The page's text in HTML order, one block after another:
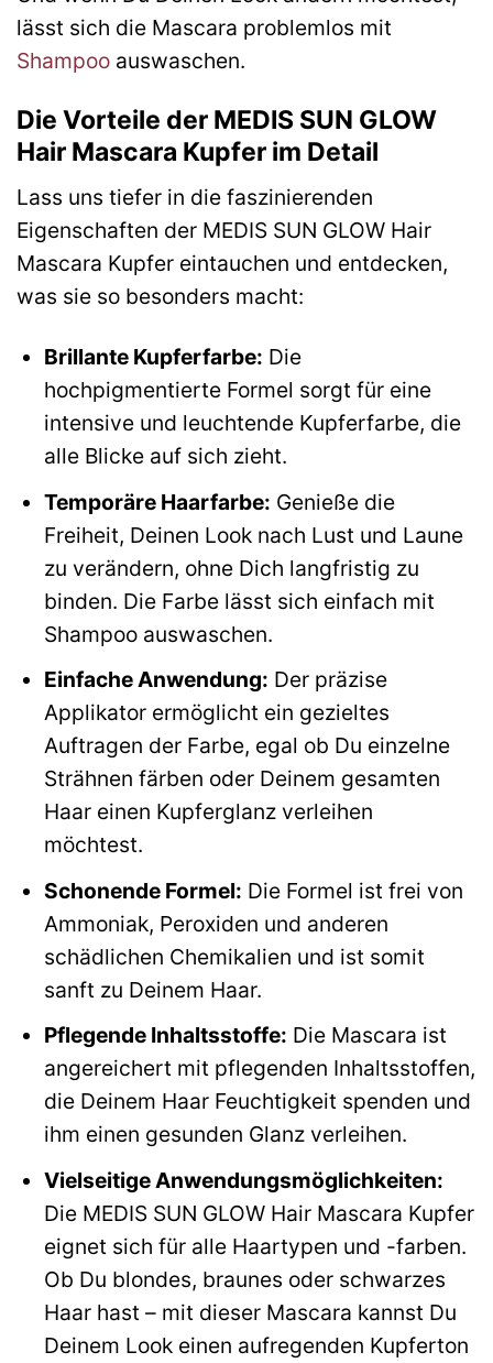
lässt sich die Mascara problemlos mit
Shampoo auswaschen.
Die Vorteile der MEDIS SUN GLOW
Hair Mascara Kupfer im Detail
Lass uns tiefer in die faszinierenden
Eigenschaften der MEDIS SUN GLOW Hair
Mascara Kupfer eintauchen und entdecken,
was sie so besonders macht:
Brillante Kupferfarbe: Die
hochpigmentierte Formel sorgt für eine
intensive und leuchtende Kupferfarbe, die
alle Blicke auf sich zieht.
Temporäre Haarfarbe: Genieße die
Freiheit, Deinen Look nach Lust und Laune
zu verändern, ohne Dich langfristig zu
binden. Die Farbe lässt sich einfach mit
Shampoo auswaschen.
Einfache Anwendung: Der präzise
Applikator ermöglicht ein gezieltes
Auftragen der Farbe, egal ob Du einzelne
Strähnen färben oder Deinem gesamten
Haar einen Kupferglanz verleihen
möchtest.
Schonende Formel: Die Formel ist frei von
Ammoniak, Peroxiden und anderen
schädlichen Chemikalien und ist somit
sanft zu Deinem Haar.
Pflegende Inhaltsstoffe: Die Mascara ist
angereichert mit pflegenden Inhaltsstoffen,
die Deinem Haar Feuchtigkeit spenden und
ihm einen gesunden Glanz verleihen.
Vielseitige Anwendungsmöglichkeiten:
Die MEDIS SUN GLOW Hair Mascara Kupfer
eignet sich für alle Haartypen und -farben.
Ob Du blondes, braunes oder schwarzes
Haar hast – mit dieser Mascara kannst Du
Deinem Look einen aufregenden Kupferton